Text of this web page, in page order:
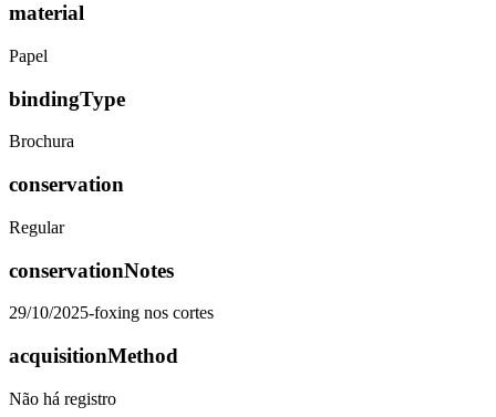
material
Papel
bindingType
Brochura
conservation
Regular
conservationNotes
29/10/2025-foxing nos cortes
acquisitionMethod
Não há registro